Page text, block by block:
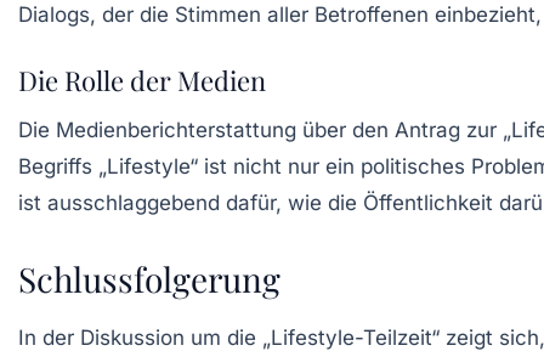
Dialogs, der die Stimmen aller Betroffenen
Die Rolle der Medien
Die Medienberichterstattung über den Antrag zur
Begriffs „Lifestyle“ ist nicht nur ein politisches
ist ausschlaggebend dafür, wie die Öffentlichkeit
Schlussfolgerung
In der Diskussion um die „Lifestyle-Teilzeit“ zeigt